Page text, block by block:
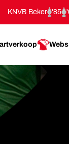
KNVB Beker '85